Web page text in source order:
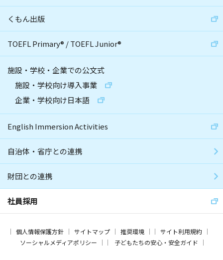
くもん出版
TOEFL Primary® /TOEFL Junior®
施設・学校・企業での公文式
施設・学校向け導入事業
企業・学校向け日本語
English Immersion Activities
自治体・省庁との連携
財団との連携
社員採用
個人情報保護方針 サイトマップ 推奨環境
サイト利用規約
ソーシャルメディアポリシー
子どもたちの安心・安全ガイド